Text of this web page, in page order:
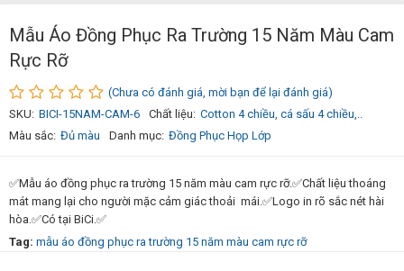
Mẫu Áo Đồng Phục Ra Trường 15 Năm Màu Cam
Rực Rỡ
(Chưa có đánh giá, mời bạn để lại đánh giá)
SKU: BICI-15NAM-CAM-6 Chất liệu: Cotton 4 chiều, cá sấu 4 chiều,..
Màu sắc: Đủ màu Danh mục: Đồng Phục Họp Lớp
✅Mẫu áo đồng phục ra trường 15 năm màu cam rực rỡ.✅Chất liệu thoáng
mát mang lại cho người mặc cảm giác thoải mái.✅Logo in rõ sắc nét hài
hòa.✅Có tại BiCi.✅
Tag: mẫu áo đồng phục ra trường 15 năm màu cam rực rỡ